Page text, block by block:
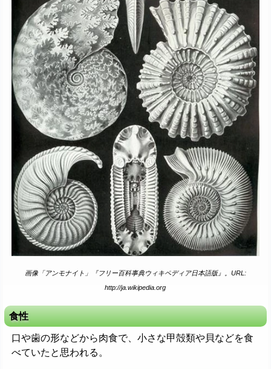
画像「アンモナイト」『フリー百科事典ウィキペディア日本語版』。URL:
http://ja.wikipedia.org
食性
口や歯の形などから肉食で、小さな甲殻類や貝などを食
べていたと思われる。